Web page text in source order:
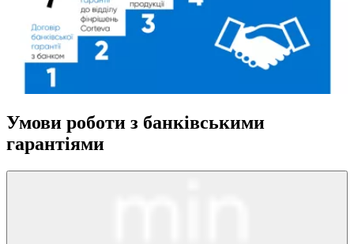
Умови роботи з банківськими
гарантіями